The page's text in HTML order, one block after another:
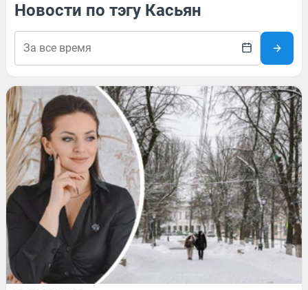
Новости по тэгу Касьян